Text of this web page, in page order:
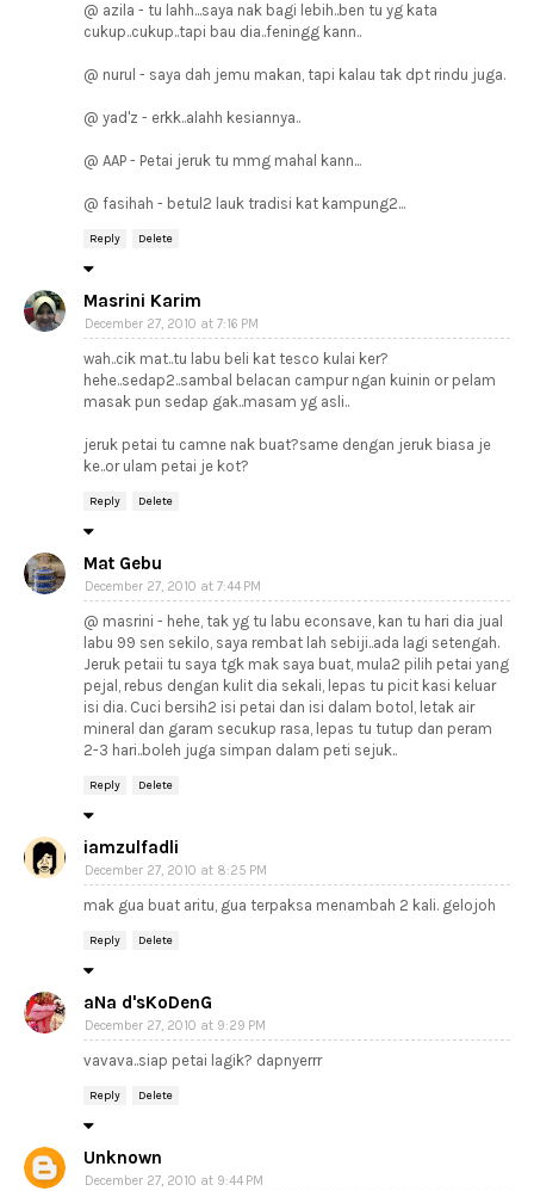
@ azila - tu lahh...saya nak bagi lebih..ben tu yg kata
cukup..cukup..tapi bau dia..feningg kann..
@ nurul - saya dah jemu makan, tapi kalau tak dpt rindu juga.
@ yad'z - erkk..alahh kesiannya..
@ AAP - Petai jeruk tu mmg mahal kann...
@ fasihah - betul2 lauk tradisi kat kampung2...
Reply Delete
Masrini Karim
December 27, 2010 at 7:16 PM
wah..cik mat..tu labu beli kat tesco kulai ker?
hehe..sedap2..sambal belacan campur ngan kuinin or pelam
masak pun sedap gak..masam yg asli..
jeruk petai tu camne nak buat?same dengan jeruk biasa je
ke..or ulam petai je kot?
Reply Delete
Mat Gebu
December 27, 2010 at 7:44 PM
@ masrini - hehe, tak yg tu labu econsave, kan tu hari dia jual
labu 99 sen sekilo, saya rembat lah sebiji..ada lagi setengah.
Jeruk petaii tu saya tgk mak saya buat, mula2 pilih petai yang
pejal, rebus dengan kulit dia sekali, lepas tu picit kasi keluar
isi dia. Cuci bersih2 isi petai dan isi dalam botol, letak air
mineral dan garam secukup rasa, lepas tu tutup dan peram
2-3 hari..boleh juga simpan dalam peti sejuk..
Reply Delete
iamzulfadli
December 27, 2010 at 8:25 PM
mak gua buat aritu, gua terpaksa menambah 2 kali. gelojoh
Reply Delete
aNa d'sKoDenG
December 27, 2010 at 9:29 PM
vavava..siap petai lagik? dapnyerrr
Reply Delete
Unknown
December 27, 2010 at 9:44 PM